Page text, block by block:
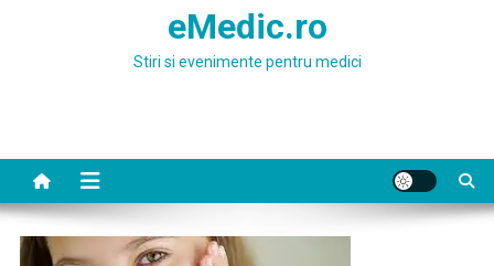
eMedic.ro
Stiri si evenimente pentru medici